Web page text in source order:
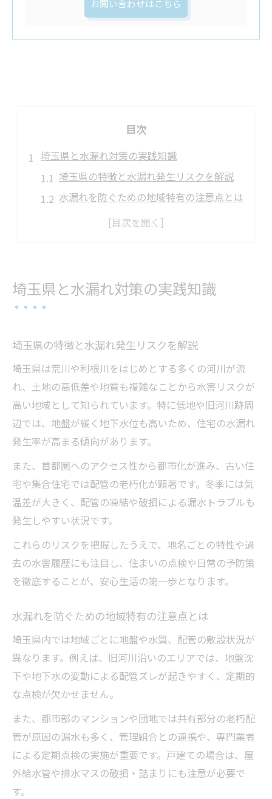
お問い合わせはこちら
目次
埼玉県と水漏れ対策の実践知識
埼玉県の特徴と水漏れ発生リスクを解説
水漏れを防ぐための地域特有の注意点とは
河川環境が水漏れに及ぼす影響と対策法
暮らしを守る水漏れ未然防止法
日常生活で実践できる水漏れ予防チェック
配管の老朽化を見抜くための観察ポイント
水漏れ予防に役立つ簡単な点検方法とは
家族みんなで取り組む水漏れ防止の工夫
気になる埼玉の水害リスク解説
埼玉県に多い水害と水漏れの関係性を解説
水害が住まいの水漏れに与える影響とは
洪水や大雨時の水漏れリスクを見極める
浸水リスクと水漏れ対策の必要性について
水害リスクを知り暮らしの安心度を高める
水漏れから地盤や安全性を徹底考察
地盤の特徴が水漏れ発生に与える影響
液状化リスクと水漏れ予防のポイント
安全な住まい選びと水漏れ防止の関係性
水漏れが住宅の耐久性に及ぼすリスク
賢い地域選びと水漏れ防止の要点
水漏れリスクを考慮した地域選びの視点
暮らしやすさと水漏れ予防の両立方法
水漏れ被害が少ない地域の特徴を分析
治水対策が進むエリアの見極めポイント
住環境の比較で分かる水漏れ対策の差
今知りたい埼玉県の安心住生活術
埼玉県と水漏れ対策の実践知識
埼玉県の特徴と水漏れ発生リスクを解説
埼玉県は荒川や利根川をはじめとする多くの河川が流
れ、土地の高低差や地質も複雑なことから水害リスクが
高い地域として知られています。特に低地や旧河川跡周
辺では、地盤が緩く地下水位も高いため、住宅の水漏れ
発生率が高まる傾向があります。
また、首都圏へのアクセス性から都市化が進み、古い住
宅や集合住宅では配管の老朽化が顕著です。冬季には気
温差が大きく、配管の凍結や破損による漏水トラブルも
発生しやすい状況です。
これらのリスクを把握したうえで、地名ごとの特性や過
去の水害履歴にも注目し、住まいの点検や日常の予防策
を徹底することが、安心生活の第一歩となります。
水漏れを防ぐための地域特有の注意点とは
埼玉県内では地域ごとに地盤や水質、配管の敷設状況が
異なります。例えば、旧河川沿いのエリアでは、地盤沈
下や地下水の変動による配管ズレが起きやすく、定期的
な点検が欠かせません。
また、都市部のマンションや団地では共有部分の老朽配
管が原因の漏水も多く、管理組合との連携や、専門業者
による定期点検の実施が重要です。戸建ての場合は、屋
外給水管や排水マスの破損・詰まりにも注意が必要で
す。